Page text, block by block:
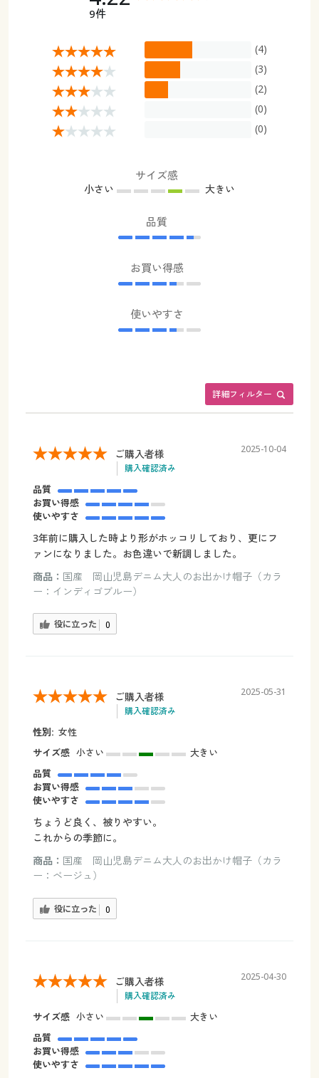
9件
(4)
(3)
(2)
(0)
(0)
サイズ感
小さい 大きい
品質
お買い得感
使いやすさ
詳細フィルター
ご購入者様
購入確認済み
2025-10-04
品質
お買い得感
使いやすさ
3年前に購入した時より形がホッコリしており、更にフ
ァンになりました。お色違いで新調しました。
商品： 国産 岡山児島デニム大人のお出かけ帽子（カラ
ー：インディゴブルー）
役に立った 0
ご購入者様
購入確認済み
2025-05-31
性別: 女性
サイズ感 小さい
大きい
品質
お買い得感
使いやすさ
ちょうど良く、被りやすい。
これからの季節に。
商品： 国産 岡山児島デニム大人のお出かけ帽子（カラ
ー：ベージュ）
役に立った 0
ご購入者様
購入確認済み
2025-04-30
サイズ感 小さい
大きい
品質
お買い得感
使いやすさ